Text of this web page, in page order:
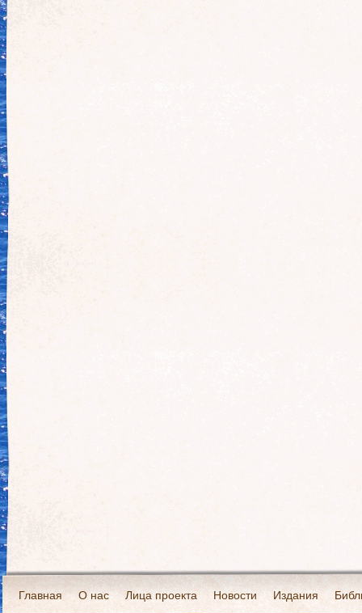
Главная О нас Лица проекта Новости Издания